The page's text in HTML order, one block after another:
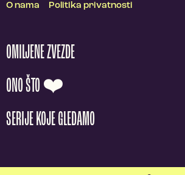
O nama Politika privatnosti
OMILJENE ZVEZDE
ONO ŠTO ❤️
SERIJE KOJE GLEDAMO